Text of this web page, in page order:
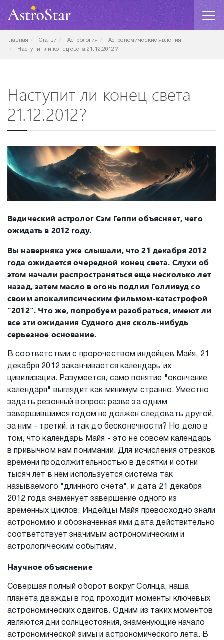
Главная Статьи Астрология
Астрономические явления
Наступит ли конец света 21.12.2012?
Наступит ли конец света
21.12.2012?
Ведический астролог Сэм Геппи объясняет, чего
ожидать в 2012 году.
Вы наверняка уже слышали, что 21 декабря 2012
года ожидается очередной конец света. Слухи об
этом начали распространяться еще несколько лет
назад, затем масло в огонь подлил Голливуд со
своим апокалипсическим фильмом-катастрофой
"2012". Что же, попробуем разобраться, имеют ли
все эти ожидания Судного дня сколь-нибудь
серьезное основание.
В соответствии с пророчеством индейцев Майя, 21
декабря 2012 заканчивается календарь их
цивилизации. Разумеется, само понятие "окончание
календаря" выглядит как минимум странно. Уместно
задать резонный вопрос: разве за одним
завершившимся годом не должен следовать другой,
за ним - третий, и так до бесконечности? Но дело в
том, что календарь Майя - это не совсем календарь
в привычном нам понимании. Для исчисления отрезков
времени продолжительностью в десятки и сотни
тысяч лет в нем используется система так
называемого "длинного счета", и дата 21 декабря
2012 года знаменует завершение одного из
временных циклов. Индейцы Майя превосходно знали
астрономию и обозначенная ими дата действительно
соответствует значимым астрономическим и
астрологическим событиям.
Научное объяснение
Совершая полный оборот вокруг Солнца, наша
планета дважды в год проходит моменты ключевых
астрономических сдвигов. Одним из таких моментов
являются дни солнцестояния, знаменующие начало
астрономической зимы и астрономического лета. В